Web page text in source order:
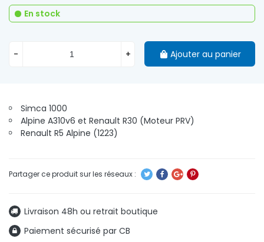
Simca 1000
Alpine A310v6 et Renault R30 (Moteur PRV)
Renault R5 Alpine (1223)
Livraison 48h ou retrait boutique
Paiement sécurisé par CB
En stock
- + Ajouter au panier